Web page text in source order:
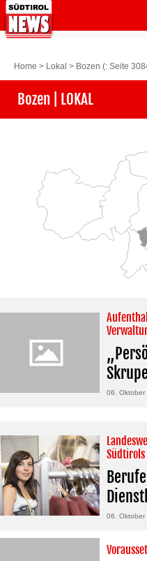
Home > Lokal > Bozen (: Seite
Bozen | LOKAL
06. Oktober
06. Oktober